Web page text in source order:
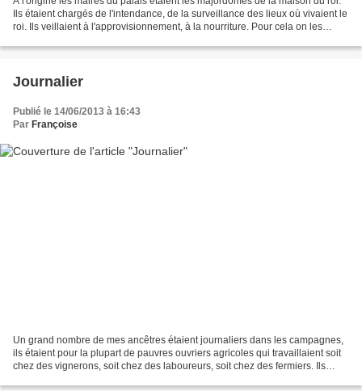
Ils étaient chargés de l'intendance, de la surveillance des lieux où vivaient le
roi. Ils veillaient à l'approvisionnement, à la nourriture. Pour cela on les
Journalier
Publié le 14/06/2013 à 16:43
Par Françoise
Un grand nombre de mes ancêtres étaient journaliers dans les campagnes,
ils étaient pour la plupart de pauvres ouvriers agricoles qui travaillaient soit
chez des vignerons, soit chez des laboureurs, soit chez des fermiers. Ils